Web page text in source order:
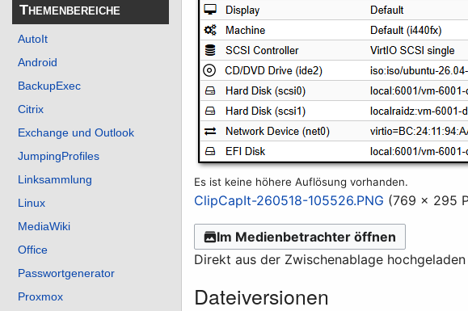
Themenbereiche
AutoIt
Android
BackupExec
Citrix
Exchange und Outlook
JumpingProfiles
Linksammlung
Linux
MediaWiki
Office
Passwortgenerator
Proxmox
Es ist keine höhere Auflösung vorhanden.
ClipCapIt-260518-105526.PNG (769 × 295
Im Medienbetrachter öffnen
Direkt aus der Zwischenablage hochgeladen
Dateiversionen